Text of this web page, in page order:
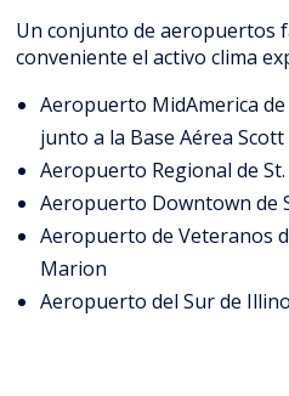
Un conjunto de aeropuertos
conveniente el activo clima
Aeropuerto MidAmerica
junto a la Base Aérea Scott
Aeropuerto Regional de
Aeropuerto Downtown de
Aeropuerto de Veteranos
Marion
Aeropuerto del Sur de